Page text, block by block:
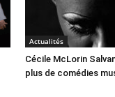
Actualités
Cécile McLorin
plus de comédies